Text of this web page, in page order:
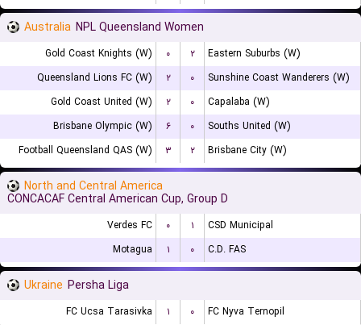
Australia NPL Queensland Women
Gold Coast Knights (W) ۰ ۲
Eastern Suburbs (W)
Queensland Lions FC (W)
۲ ۰
Sunshine Coast Wanderers (W)
Gold Coast United (W)
۲ ۰
Capalaba (W)
Brisbane Olympic (W)
۶ ۰
Souths United (W)
Football Queensland QAS (W)
۳ ۲ Brisbane City (W)
North and Central America
CONCACAF Central American Cup, Group D
Verdes FC ۰ ۱
CSD Municipal
Motagua
۱ ۰ C.D. FAS
Ukraine Persha Liga
FC Ucsa Tarasivka ۱ ۰ FC Nyva Ternopil